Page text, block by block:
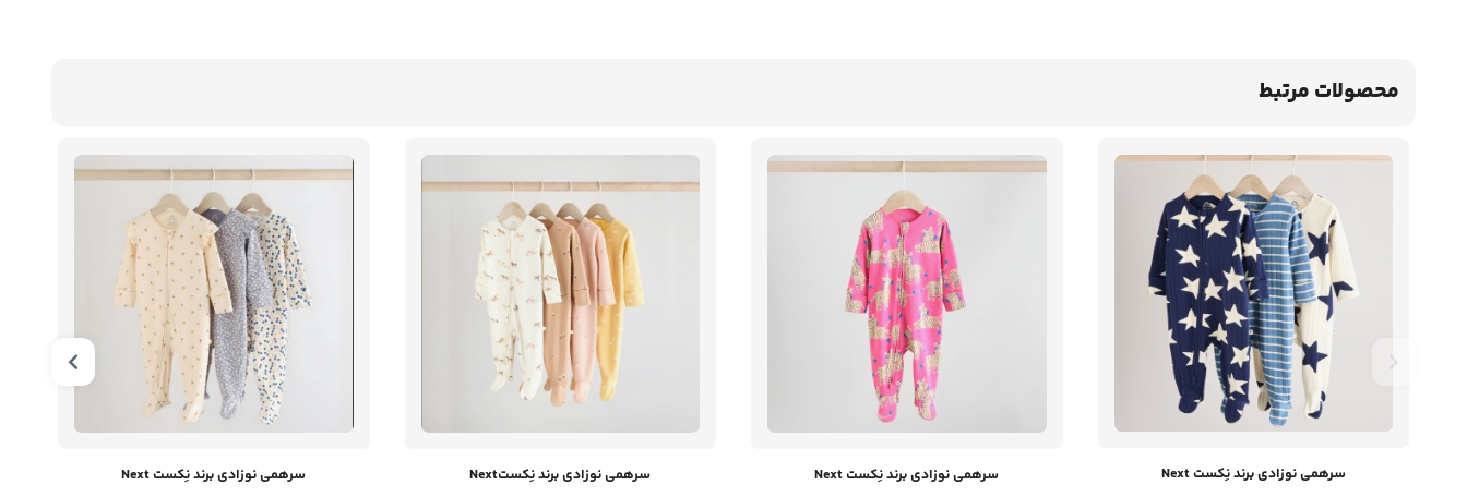
محصولات مرتبط
سرهمی نوزادی برند نِکست Next سرهمی نوزادی برند نِکست Next سرهمی نوزادی برند نِکستNext سرهمی نوزادی برند نِکست Next